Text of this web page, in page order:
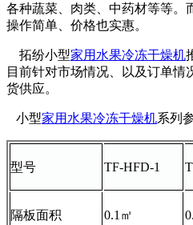
各种蔬菜、肉类、中药材等等。
操作简单、价格也实惠。
拓纷小型家用水果冷冻干燥机
目前针对市场情况、以及订单
货供应。
小型家用水果冷冻干燥机系列
型号 TF-HFD-1
隔板面积 0.1㎡